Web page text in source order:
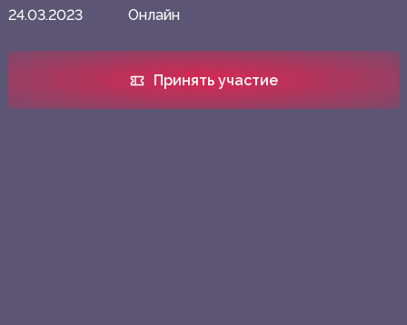
24.03.2023 Онлайн
Принять участие